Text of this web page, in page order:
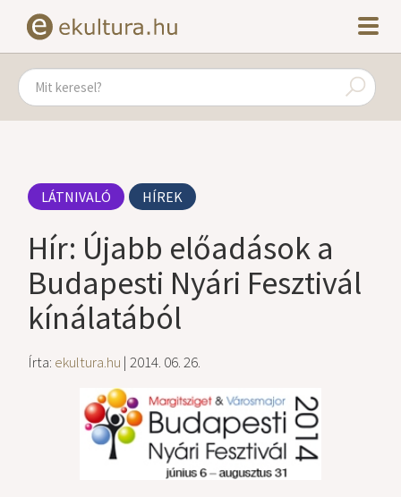
LÁTNIVALÓ HÍREK
Hír: Újabb előadások a
Budapesti Nyári Fesztivál
kínálatából
Írta: ekultura.hu | 2014. 06. 26.